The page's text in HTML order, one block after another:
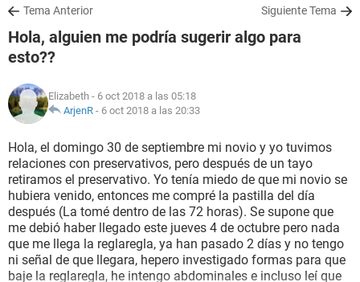
SALUD
FAMILIA
NUTRICIÓN
SEXUALIDAD
GLOSARIO
Tema Anterior Siguiente Tema
Hola, alguien me podría sugerir algo para
esto??
Elizabeth - 6 oct 2018 a las 05:18
ArjenR - 6 oct 2018 a las 20:33
Hola, el domingo 30 de septiembre mi novio y yo tuvimos
relaciones con preservativos, pero después de un tayo
retiramos el preservativo. Yo tenía miedo de que mi novio se
hubiera venido, entonces me compré la pastilla del día
después (La tomé dentro de las 72 horas). Se supone que
me debió haber llegado este jueves 4 de octubre pero nada
que me llega la reglaregla, ya han pasado 2 días y no tengo
ni señal de que llegara, hepero investigado formas para que
baje la reglaregla, he intengo abdominales e incluso leí que